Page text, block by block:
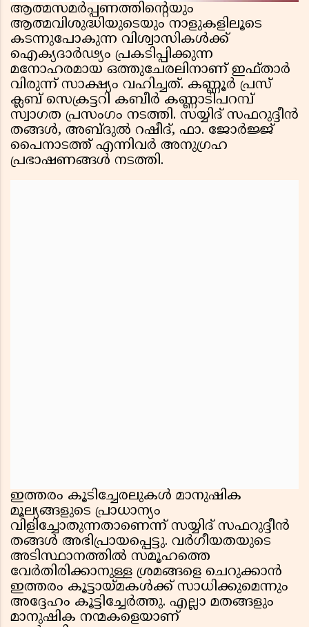
ആത്മസമർപ്പണത്തിന്റെയും
ആത്മവിശുദ്ധിയുടെയും നാളുകളിലൂടെ
കടന്നുപോകുന്ന വിശ്വാസികൾക്ക്
ഐക്യദാർഢ്യം പ്രകടിപ്പിക്കുന്ന
മനോഹരമായ ഒത്തുചേരലിനാണ് ഇഫ്താർ
വിരുന്ന് സാക്ഷ്യം വഹിച്ചത്. കണ്ണൂർ പ്രസ്
ക്ലബ് സെക്രട്ടറി കബീർ കണ്ണാടിപറമ്പ്
സ്വാഗത പ്രസംഗം നടത്തി. സയ്യിദ് സഫറുദ്ദീൻ
തങ്ങൾ, അബ്ദുൽ റഷീദ്, ഫാ. ജോർജ്ജ്
പൈനാടത്ത് എന്നിവർ അനുഗ്രഹ
പ്രഭാഷണങ്ങൾ നടത്തി.
ഇത്തരം കൂടിച്ചേരലുകൾ മാനുഷിക
മൂല്യങ്ങളുടെ പ്രാധാന്യം
വിളിച്ചോതുന്നതാണെന്ന് സയ്യിദ് സഫറുദ്ദീൻ
തങ്ങൾ അഭിപ്രായപ്പെട്ടു. വർഗീയതയുടെ
അടിസ്ഥാനത്തിൽ സമൂഹത്തെ
വേർതിരിക്കാനുള്ള ശ്രമങ്ങളെ ചെറുക്കാൻ
ഇത്തരം കൂട്ടായ്മകൾക്ക് സാധിക്കുമെന്നും
അദ്ദേഹം കൂട്ടിച്ചേർത്തു. എല്ലാ മതങ്ങളും
മാനുഷിക നന്മകളെയാണ്